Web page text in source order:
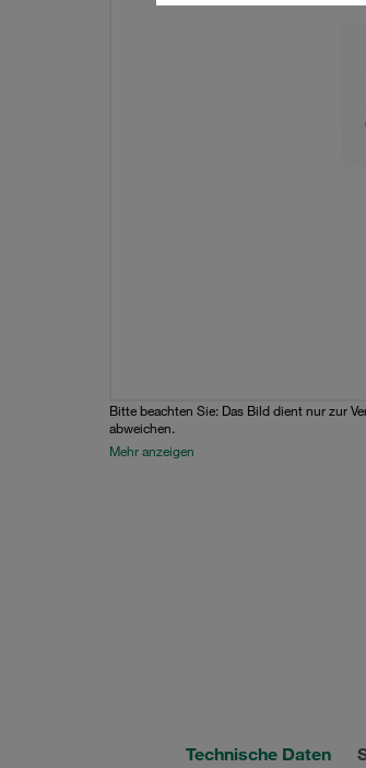
Bitte beachten Sie: Das Bild dient nur zur
abweichen.
Mehr anzeigen
Technische Daten